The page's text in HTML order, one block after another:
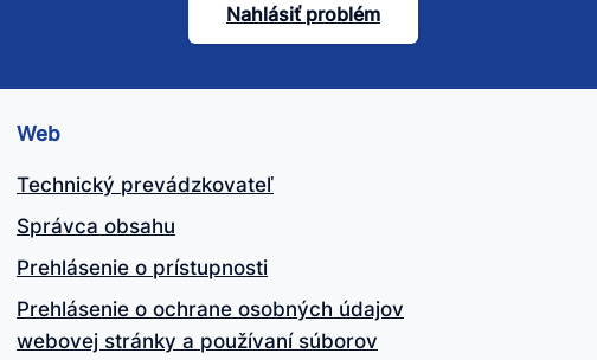
Nahlásiť problém
Web
Technický prevádzkovateľ
Správca obsahu
Prehlásenie o prístupnosti
Prehlásenie o ochrane osobných údajov
webovej stránky a používaní súborov